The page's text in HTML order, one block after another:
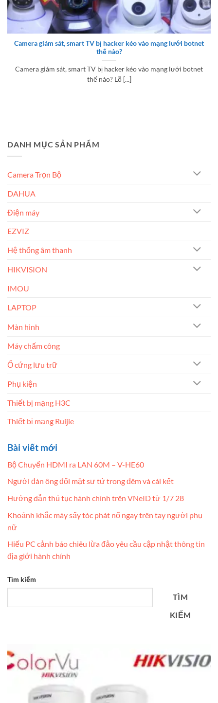
Camera giám sát, smart TV bị hacker kéo vào mạng lưới botnet
thế nào?
Camera giám sát, smart TV bị hacker kéo vào mạng lưới botnet
thế nào? Lỗ [...]
DANH MỤC SẢN PHẨM
Camera Trọn Bộ
DAHUA
Điện máy
EZVIZ
Hệ thống âm thanh
HIKVISION
IMOU
LAPTOP
Màn hình
Máy chấm công
Ổ cứng lưu trữ
Phụ kiện
Thiết bị mạng H3C
Thiết bị mạng Ruijie
Bài viết mới
Bộ Chuyển HDMI ra LAN 60M – V-HE60
Người đàn ông đối mặt sư tử trong đêm và cái kết
Hướng dẫn thủ tục hành chính trên VNeID từ 1/7 28
Khoảnh khắc máy sấy tóc phát nổ ngay trên tay người phụ
nữ
Hiếu PC cảnh báo chiêu lừa đảo yêu cầu cập nhật thông tin
địa giới hành chính
Tìm kiếm
TÌM
KIẾM